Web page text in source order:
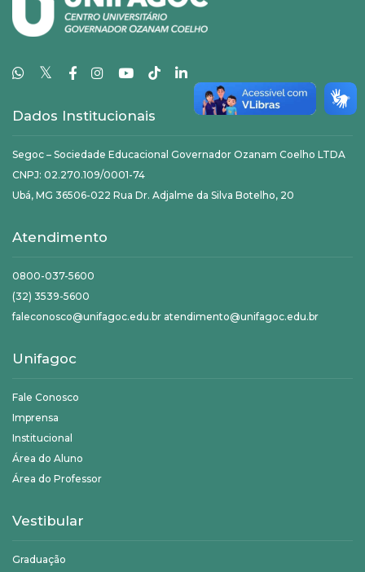
𝕏
Dados Institucionais
Segoc – Sociedade Educacional Governador Ozanam Coelho LTDA
CNPJ: 02.270.109/0001-74
Ubá, MG 36506-022 Rua Dr. Adjalme da Silva Botelho, 20
Atendimento
0800-037-5600
(32) 3539-5600
faleconosco@unifagoc.edu.br atendimento@unifagoc.edu.br
Unifagoc
Fale Conosco
Imprensa
Institucional
Área do Aluno
Área do Professor
Vestibular
Graduação